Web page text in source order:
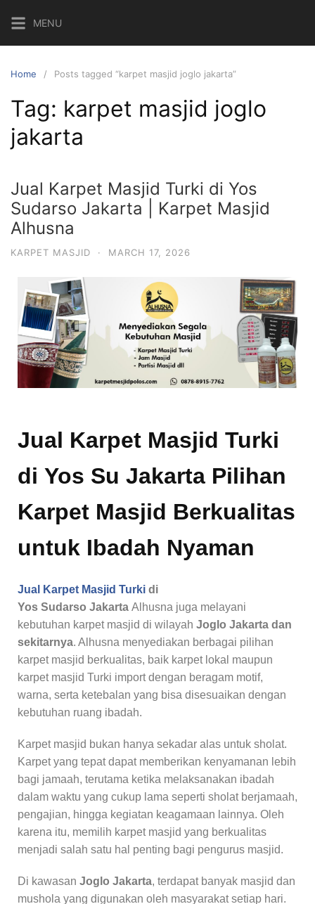
MENU
Home Posts tagged “karpet masjid joglo jakarta”
Tag: karpet masjid joglo
jakarta
Jual Karpet Masjid Turki di Yos
Sudarso Jakarta | Karpet Masjid
Alhusna
KARPET MASJID · MARCH 17, 2026
Jual Karpet Masjid Turki
di Yos Su Jakarta Pilihan
Karpet Masjid Berkualitas
untuk Ibadah Nyaman
Jual Karpet Masjid Turki di
Yos Sudarso Jakarta Alhusna juga melayani
kebutuhan karpet masjid di wilayah Joglo Jakarta dan
sekitarnya. Alhusna menyediakan berbagai pilihan
karpet masjid berkualitas, baik karpet lokal maupun
karpet masjid Turki import dengan beragam motif,
warna, serta ketebalan yang bisa disesuaikan dengan
kebutuhan ruang ibadah.
Karpet masjid bukan hanya sekadar alas untuk sholat.
Karpet yang tepat dapat memberikan kenyamanan lebih
bagi jamaah, terutama ketika melaksanakan ibadah
dalam waktu yang cukup lama seperti sholat berjamaah,
pengajian, hingga kegiatan keagamaan lainnya. Oleh
karena itu, memilih karpet masjid yang berkualitas
menjadi salah satu hal penting bagi pengurus masjid.
Di kawasan Joglo Jakarta, terdapat banyak masjid dan
mushola yang digunakan oleh masyarakat setiap hari.